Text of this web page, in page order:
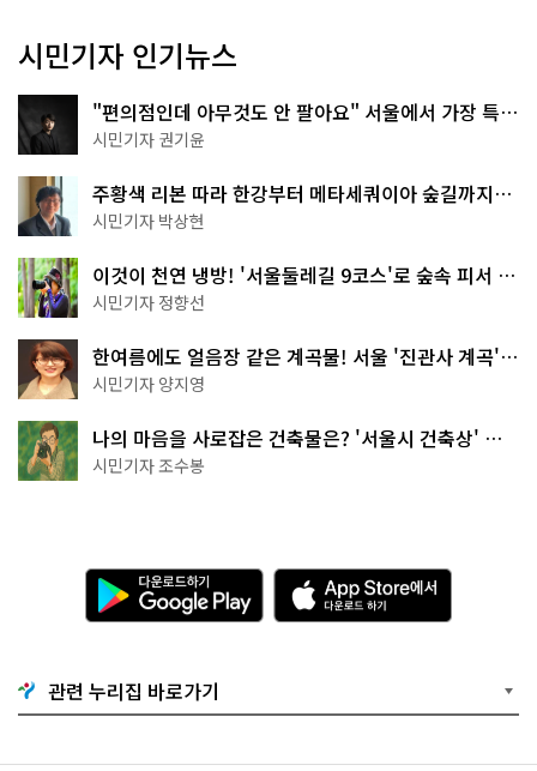
시민기자 인기뉴스
"편의점인데 아무것도 안 팔아요" 서울에서 가장 특별
한 편의점의 정체
시민기자 권기윤
주황색 리본 따라 한강부터 메타세쿼이아 숲길까지…
서울둘레길 15코스
시민기자 박상현
이것이 천연 냉방! '서울둘레길 9코스'로 숲속 피서 떠
나볼까
시민기자 정향선
한여름에도 얼음장 같은 계곡물! 서울 '진관사 계곡'이
천국이네~
시민기자 양지영
나의 마음을 사로잡은 건축물은? '서울시 건축상' 수
상작 공개!
시민기자 조수봉
다
운
로
기
G
o
g
A
p
p
e
서
관련 누리집 바로가기